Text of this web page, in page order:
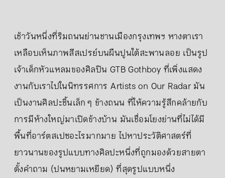
เช้าวันหนึ่งที่ริมถนนย่านชานเมืองกรุงเทพฯ หางตาเรา
เหลือบเห็นภาพสีสเปรย์บนผืนปูนใต้สะพานลอย เป็นรูป
เจ้าเด็กหัวแหลมของศิลปิน GTB Gothboy ที่เพิ่งแสดง
งานกับเราไปในนิทรรศการ Artists on Our Radar มัน
เป็นงานศิลปะชิ้นเล็ก ๆ ข้างถนน ที่ให้ความรู้สึกคล้ายกับ
การมีห้างใหญ่มาเปิดข้างบ้าน มันเชื่อมโยงย่านที่ไม่ได้มี
พื้นที่อาร์ตสเปซอะไรมากมาย ไปหาประวัติศาสตร์ที่
ยาวนานของรูปแบบทางศิลปะหนึ่งที่ถูกมองด้วยสายตา
ตั้งคำถาม (ปนหยามเหยียด) ที่สุดรูปแบบหนึ่ง